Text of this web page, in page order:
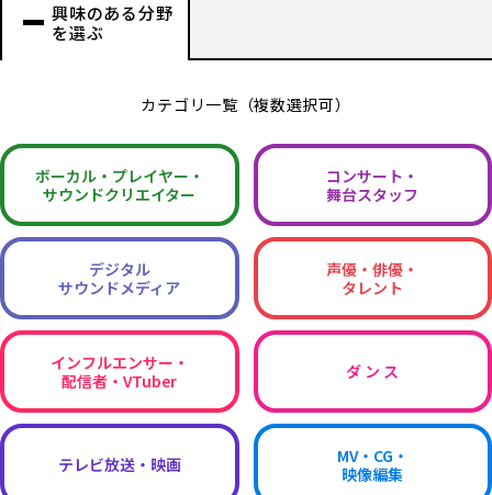
興味のある分野
を選ぶ
カテゴリ一覧（複数選択可）
ボーカル・ プレイヤー・
サウンドクリエイター
コンサート・
舞台スタッフ
デジタル
サウンドメディア
声優・俳優・
タレント
インフルエンサー・
配信者・VTuber
ダ ン ス
テレビ放送・映画
MV・CG・
映像編集